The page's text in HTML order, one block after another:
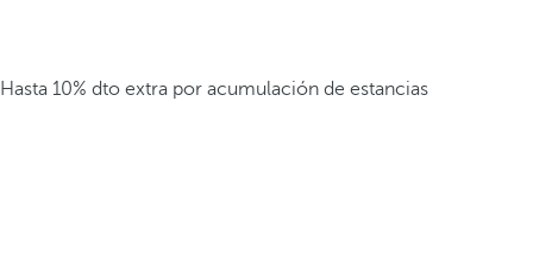
Hasta 10% dto extra por acumulación de estancias